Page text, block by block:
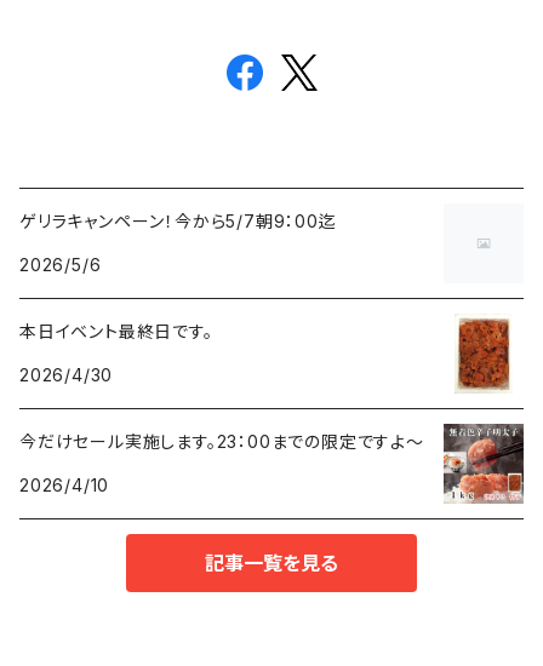
ゲリラキャンペーン！今から5/7朝9：00迄
2026/5/6
本日イベント最終日です。
2026/4/30
今だけセール実施します。23：00までの限定ですよ～
2026/4/10
記事一覧を見る